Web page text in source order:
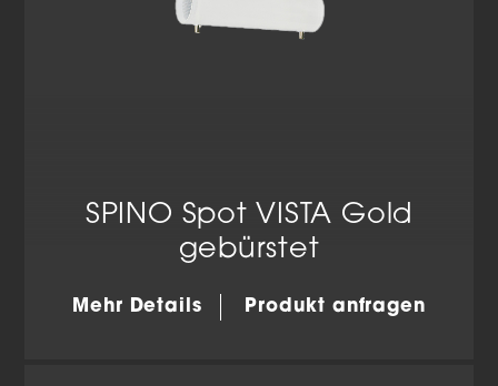
SPINO Spot VISTA Gold
gebürstet
Mehr Details Produkt anfragen